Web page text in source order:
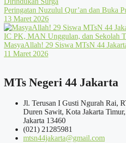
Peringatan Nuzulul Qur’an dan Buka
13 Maret 2026
MasyaAllah! 29 Siswa MTsN 44
11 Maret 2026
MTs Negeri 44 Jakarta
Jl. Terusan I Gusti Ngurah Rai,
Duren Sawit, Kota Jakarta
Jakarta 13460
(021) 21285981
mtsn44jakarta@gmail.com